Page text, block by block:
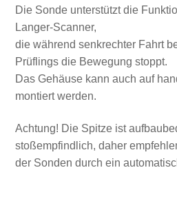
Die Sonde unterstützt die
Langer-Scanner,
die während senkrechter Fahrt
Prüflings die Bewegung stoppt.
Das Gehäuse kann auch auf
montiert werden.
Achtung! Die Spitze ist
stoßempfindlich, daher
der Sonden durch ein